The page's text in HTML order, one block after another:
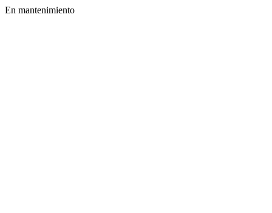
En mantenimiento